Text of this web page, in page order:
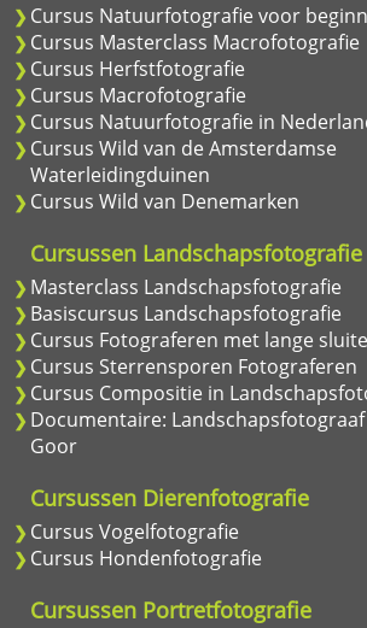
Cursus Natuurfotografie voor
Cursus Masterclass Macrofotografie
Cursus Herfstfotografie
Cursus Macrofotografie
Cursus Natuurfotografie in
Cursus Wild van de Amsterdamse
Waterleidingduinen
Cursus Wild van Denemarken
Cursussen Landschapsfotografie
Masterclass Landschapsfotografie
Basiscursus Landschapsfotografie
Cursus Fotograferen met lange
Cursus Sterrensporen Fotograferen
Cursus Compositie in
Documentaire:
Goor
Cursussen Dierenfotografie
Cursus Vogelfotografie
Cursus Hondenfotografie
Cursussen Portretfotografie